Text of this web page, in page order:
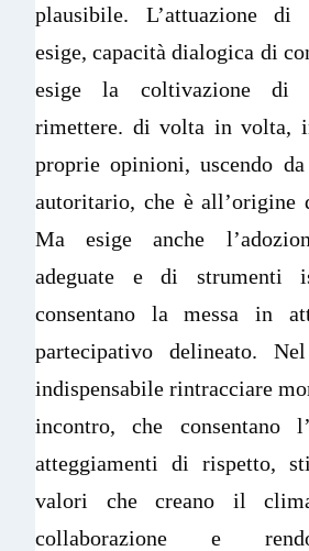
plausibile. L’attuazione di
esige, capacità dialogica di
esige la coltivazione di
rimettere. di volta in volta,
proprie opinioni, uscendo
autoritario, che è all’origine
Ma esige anche
adeguate e di strumenti
consentano la messa in
partecipativo delineato.
indispensabile rintracciare
incontro, che consentano
atteggiamenti di rispetto,
valori che creano il
collaborazione e